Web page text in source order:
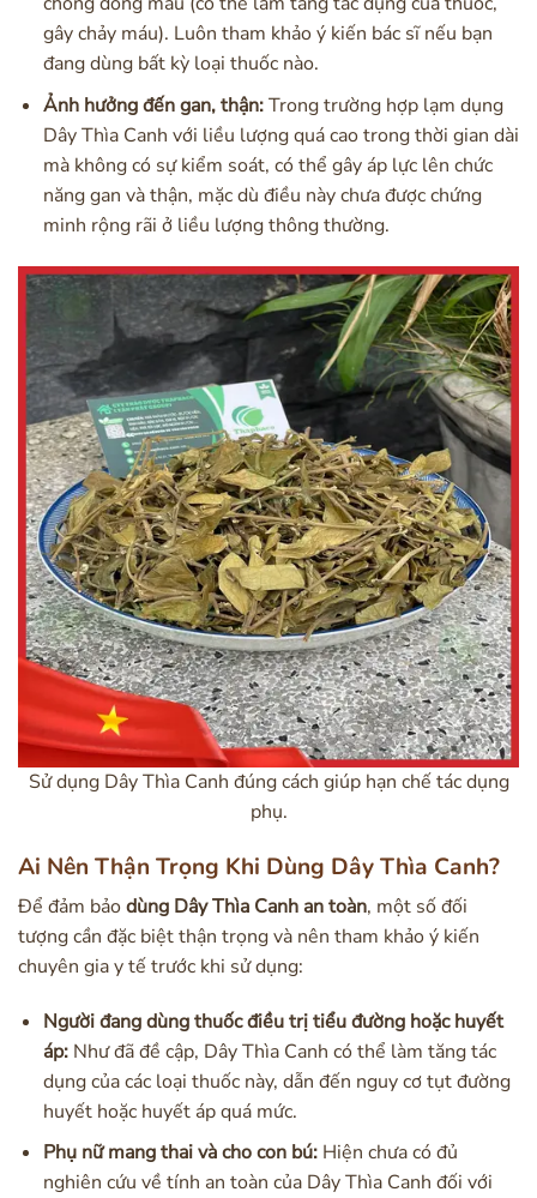
gây chảy máu). Luôn tham khảo ý kiến bác sĩ nếu bạn
đang dùng bất kỳ loại thuốc nào.
Ảnh hưởng đến gan, thận:Trong trường hợp lạm dụng
Dây Thìa Canh với liều lượng quá cao trong thời gian dài
mà không có sự kiểm soát, có thể gây áp lực lên chức
năng gan và thận, mặc dù điều này chưa được chứng
minh rộng rãi ở liều lượng thông thường.
Sử dụng Dây Thìa Canh đúng cách giúp hạn chế tác dụng
phụ.
Ai Nên Thận Trọng Khi Dùng Dây Thìa Canh?
Để đảm bảodùng Dây Thìa Canh an toàn, một số đối
tượng cần đặc biệt thận trọng và nên tham khảo ý kiến
chuyên gia y tế trước khi sử dụng:
Người đang dùng thuốc điều trị tiểu đường hoặc huyết
áp:Như đã đề cập, Dây Thìa Canh có thể làm tăng tác
dụng của các loại thuốc này, dẫn đến nguy cơ tụt đường
huyết hoặc huyết áp quá mức.
Phụ nữ mang thai và cho con bú:Hiện chưa có đủ
nghiên cứu về tính an toàn của Dây Thìa Canh đối với